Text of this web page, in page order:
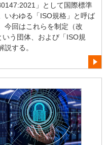
」として国際標準
いわゆる「ISO規格」と呼ば
今回はこれらを制定（改
いう団体、および「ISO規
説する。